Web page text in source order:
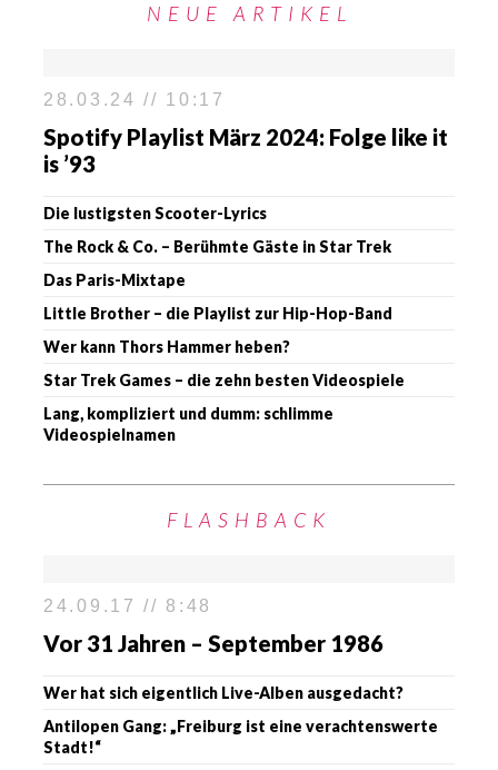
NEUE ARTIKEL
28.03.24 // 10:17
Spotify Playlist März 2024: Folge like it
is ’93
Die lustigsten Scooter-Lyrics
The Rock & Co. – Berühmte Gäste in Star Trek
Das Paris-Mixtape
Little Brother – die Playlist zur Hip-Hop-Band
Wer kann Thors Hammer heben?
Star Trek Games – die zehn besten Videospiele
Lang, kompliziert und dumm: schlimme
Videospielnamen
FLASHBACK
24.09.17 // 8:48
Vor 31 Jahren – September 1986
Wer hat sich eigentlich Live-Alben ausgedacht?
Antilopen Gang: „Freiburg ist eine verachtenswerte
Stadt!“